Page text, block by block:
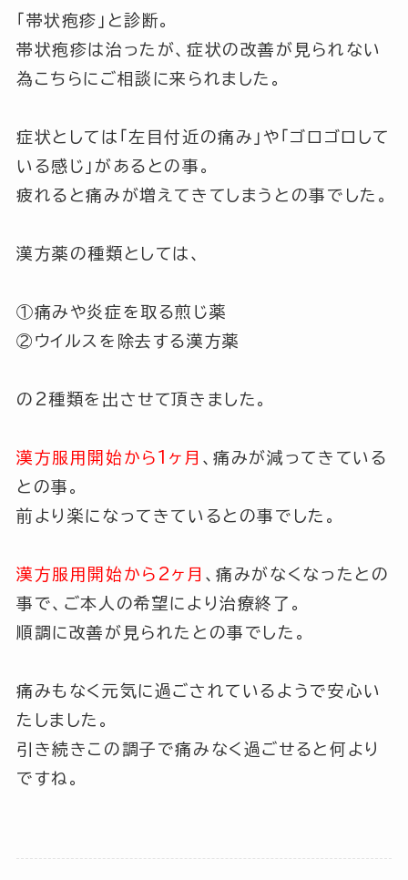
「帯状疱疹」と診断。
帯状疱疹は治ったが、症状の改善が見られない
為こちらにご相談に来られました。
症状としては 「左目付近の痛み」 や 「ゴロゴロして
いる感じ」 があるとの事。
疲れると痛みが増えてきてしまうとの事でした。
漢方薬の種類としては、
①痛みや炎症を取る煎じ薬
②ウイルスを除去する漢方薬
の2種類を出させて頂きました。
漢方服用開始から1ヶ月 、痛みが減ってきている
との事。
前より楽になってきているとの事でした。
漢方服用開始から2ヶ月 、痛みがなくなったとの
事で、ご本人の希望により治療終了。
順調に改善が見られたとの事でした。
痛みもなく元気に過ごされているようで安心い
たしました。
引き続きこの調子で痛みなく過ごせると何より
ですね。